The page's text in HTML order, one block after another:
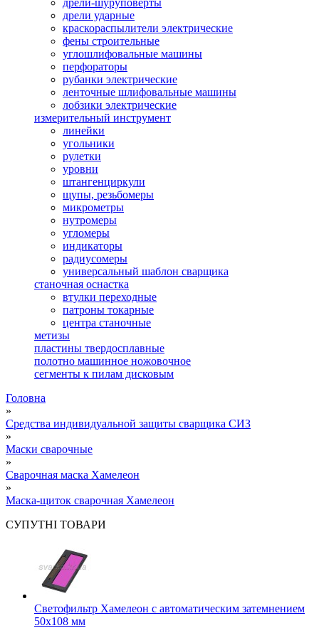
дрели-шуруповерты
дрели ударные
краскораспылители электрические
фены строительные
углошлифовальные машины
перфораторы
рубанки электрические
ленточные шлифовальные машины
лобзики электрические
измерительный инструмент
линейки
угольники
рулетки
уровни
штангенциркули
щупы, резьбомеры
микрометры
нутромеры
угломеры
индикаторы
радиусомеры
универсальный шаблон сварщика
станочная оснастка
втулки переходные
патроны токарные
центра станочные
метизы
пластины твердосплавные
полотно машинное ножовочное
сегменты к пилам дисковым
Головна
»
Средства индивидуальной защиты сварщика СИЗ
»
Маски сварочные
»
Сварочная маска Хамелеон
»
Маска-щиток сварочная Хамелеон
СУПУТНІ ТОВАРИ
Светофильтр Хамелеон с автоматическим затемнением
50х108 мм